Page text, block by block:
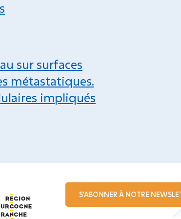
sur surfaces
métastatiques.
impliqués
S'ABONNER À NOTRE